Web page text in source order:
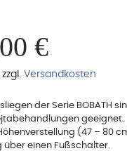
€
zzgl. Versandkosten
der Serie BOBATH
geeignet.
(47 – 80
einen Fußschalter.